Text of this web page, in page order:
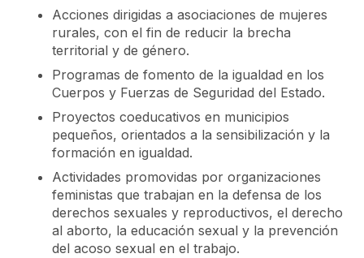
Acciones dirigidas a asociaciones de mujeres
rurales, con el fin de reducir la brecha
territorial y de género.
Programas de fomento de la igualdad en los
Cuerpos y Fuerzas de Seguridad del Estado.
Proyectos coeducativos en municipios
pequeños, orientados a la sensibilización y la
formación en igualdad.
Actividades promovidas por organizaciones
feministas que trabajan en la defensa de los
derechos sexuales y reproductivos, el derecho
al aborto, la educación sexual y la prevención
del acoso sexual en el trabajo.